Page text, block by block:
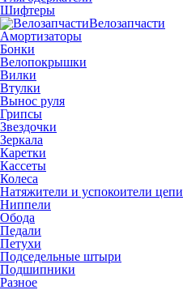
Шифтеры
Велозапчасти
Амортизаторы
Бонки
Велопокрышки
Вилки
Втулки
Вынос руля
Грипсы
Звездочки
Зеркала
Каретки
Кассеты
Колеса
Натяжители и успокоители цепи
Ниппели
Обода
Педали
Петухи
Подседельные штыри
Подшипники
Разное